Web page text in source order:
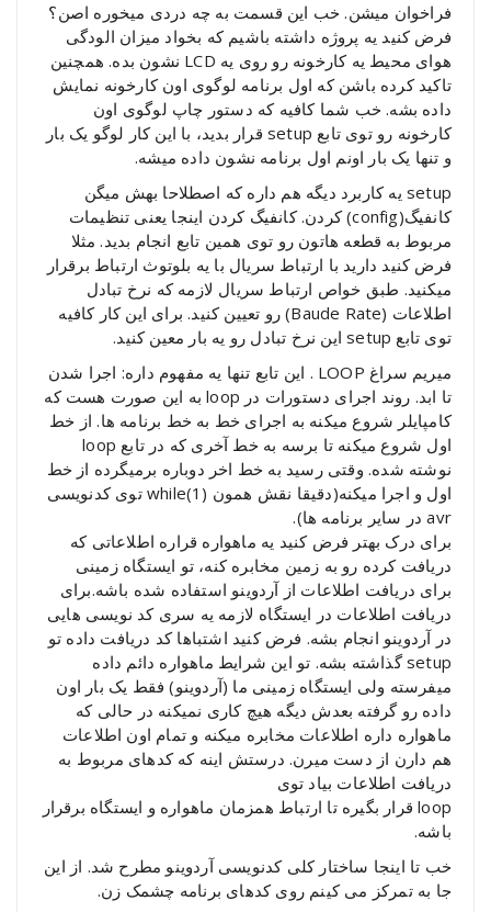
فراخوان میشن. خب این قسمت به چه دردی میخوره اصن؟
فرض کنید یه پروژه داشته باشیم که بخواد میزان الودگی
هوای محیط یه کارخونه رو روی یه LCD نشون بده. همچنین
تاکید کرده باشن که اول برنامه لوگوی اون کارخونه نمایش
داده بشه. خب شما کافیه که دستور چاپ لوگوی اون
کارخونه رو توی تابع setup قرار بدید، با این کار لوگو یک بار
و تنها یک بار اونم اول برنامه نشون داده میشه.
setup یه کاربرد دیگه هم داره که اصطلاحا بهش میگن
کانفیگ(config) کردن. کانفیگ کردن اینجا یعنی تنظیمات
مربوط به قطعه هاتون رو توی همین تابع انجام بدید. مثلا
فرض کنید دارید با ارتباط سریال با یه بلوتوث ارتباط برقرار
میکنید. طبق خواص ارتباط سریال لازمه که نرخ تبادل
اطلاعات (Baude Rate) رو تعیین کنید. برای این کار کافیه
توی تابع setup این نرخ تبادل رو یه بار معین کنید.
میریم سراغ LOOP . این تابع تنها یه مفهوم داره: اجرا شدن
تا ابد. روند اجرای دستورات در loop به این صورت هست که
کامپایلر شروع میکنه به اجرای خط به خط برنامه ها. از خط
اول شروع میکنه تا برسه به خط آخری که در تابع loop
نوشته شده. وقتی رسید به خط اخر دوباره برمیگرده از خط
اول و اجرا میکنه(دقیقا نقش همون (1)while توی کدنویسی
avr در سایر برنامه ها).
برای درک بهتر فرض کنید یه ماهواره قراره اطلاعاتی که
دریافت کرده رو به زمین مخابره کنه، تو ایستگاه زمینی
برای دریافت اطلاعات از آردوینو استفاده شده باشه.برای
دریافت اطلاعات در ایستگاه لازمه یه سری کد نویسی هایی
در آردوینو انجام بشه. فرض کنید اشتباها کد دریافت داده تو
setup گذاشته بشه. تو این شرایط ماهواره دائم داده
میفرسته ولی ایستگاه زمینی ما (آردوینو) فقط یک بار اون
داده رو گرفته بعدش دیگه هیچ کاری نمیکنه در حالی که
ماهواره داره اطلاعات مخابره میکنه و تمام اون اطلاعات
هم دارن از دست میرن. درستش اینه که کدهای مربوط به
دریافت اطلاعات بیاد توی
loop قرار بگیره تا ارتباط همزمان ماهواره و ایستگاه برقرار
باشه.
خب تا اینجا ساختار کلی کدنویسی آردوینو مطرح شد. از این
جا به تمرکز می کینم روی کدهای برنامه چشمک زن.